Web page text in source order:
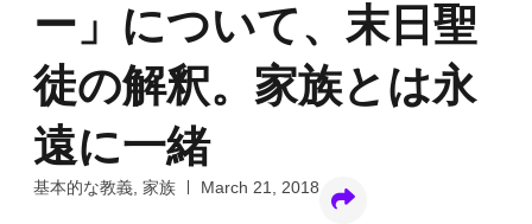
ー」について、末日聖
徒の解釈。家族とは永
遠に一緒
基本的な教義 家族 March 21, 2018